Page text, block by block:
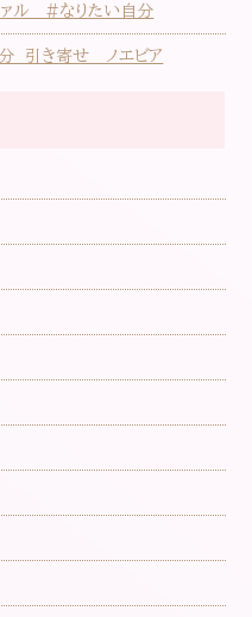
ル #なりたい自分
引き寄せ ノエビア